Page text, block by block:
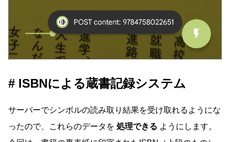
ISBNによる蔵書記録システム
サーバーでシンボルの読み取り結果を受け取れるようにな
ったので、これらのデータを 処理できる ようにします。